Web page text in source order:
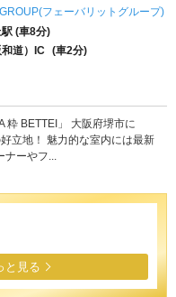
フェーバリットグループ)
(車8分)
道）IC (車2分)
粋 BETTEI」 大阪府堺市に
立地！ 魅力的な室内には最新
ナーやフ...
と見る